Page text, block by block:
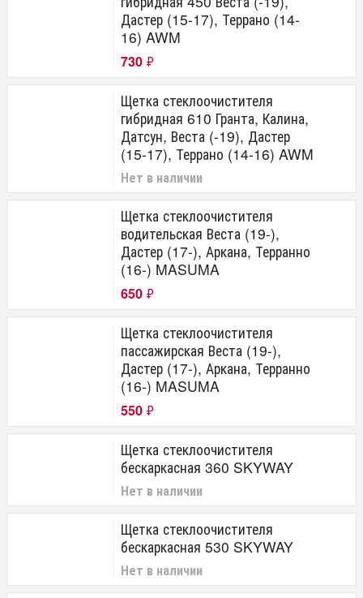
Дастер (15-17), Террано (14-
16) AWM
730 ₽
Щетка стеклоочистителя
гибридная 610 Гранта, Калина,
Датсун, Веста (-19), Дастер
(15-17), Террано (14-16) AWM
Нет в наличии
Щетка стеклоочистителя
водительская Веста (19-),
Дастер (17-), Аркана, Терранно
(16-) MASUMA
650 ₽
Щетка стеклоочистителя
пассажирская Веста (19-),
Дастер (17-), Аркана, Терранно
(16-) MASUMA
550 ₽
Щетка стеклоочистителя
бескаркасная 360 SKYWAY
Нет в наличии
Щетка стеклоочистителя
бескаркасная 530 SKYWAY
Нет в наличии